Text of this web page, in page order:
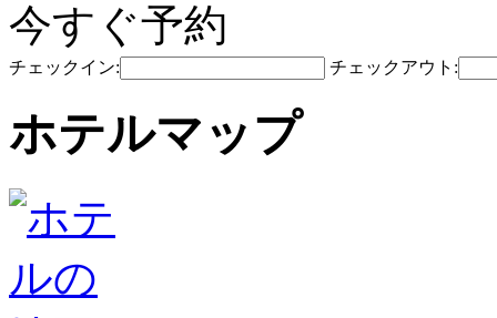
今すぐ予約
チェックイン: チェックアウト:
ホテルマップ